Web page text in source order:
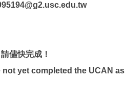
儘快完成！
yet completed the UCAN